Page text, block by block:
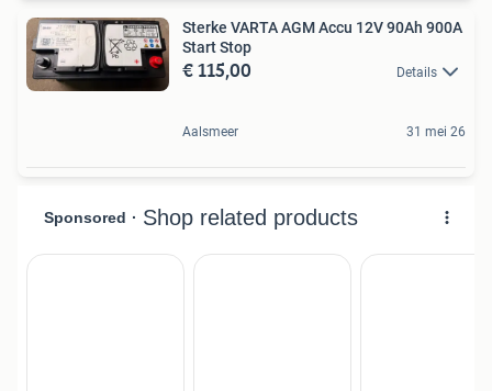
Sterke VARTA AGM Accu 12V 90Ah 900A
Start Stop
€ 115,00 Details
Aalsmeer 31 mei 26